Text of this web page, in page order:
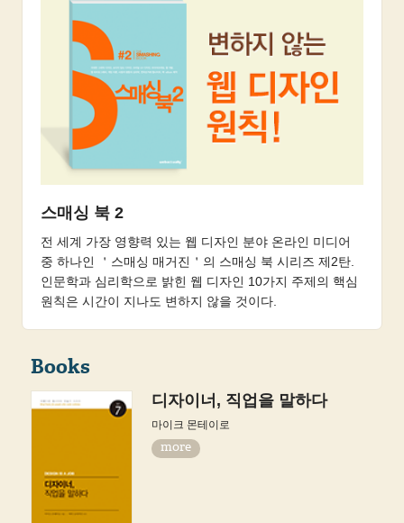
스매싱 북 2
전 세계 가장 영향력 있는 웹 디자인 분야 온라인 미디어
중 하나인 ＇스매싱 매거진＇의 스매싱 북 시리즈 제2탄.
인문학과 심리학으로 밝힌 웹 디자인 10가지 주제의 핵심
원칙은 시간이 지나도 변하지 않을 것이다.
Books
디자이너, 직업을 말하다
마이크 몬테이로
more